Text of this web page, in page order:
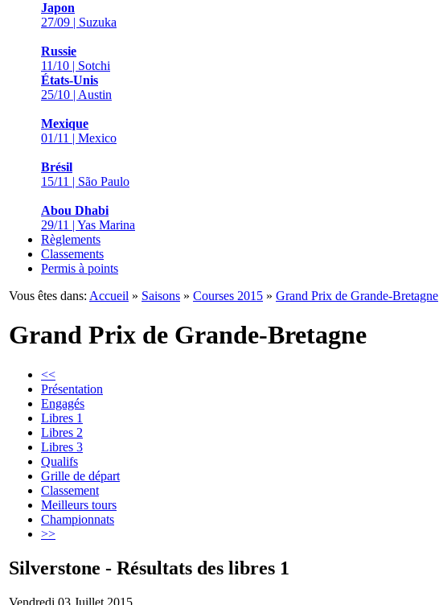
Japon
27/09 | Suzuka
Russie
11/10 | Sotchi
États-Unis
25/10 | Austin
Mexique
01/11 | Mexico
Brésil
15/11 | São Paulo
Abou Dhabi
29/11 | Yas Marina
Règlements
Classements
Permis à points
Vous êtes dans: Accueil » Saisons » Courses 2015 » Grand Prix de Grande-Bretagne
Grand Prix de Grande-Bretagne
<<
Présentation
Engagés
Libres 1
Libres 2
Libres 3
Qualifs
Grille de départ
Classement
Meilleurs tours
Championnats
>>
Silverstone - Résultats des libres 1
Vendredi 03 Juillet 2015